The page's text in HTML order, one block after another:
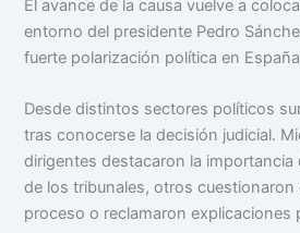
El avance de la causa vuelve a
entorno del presidente Pedro
fuerte polarización política en
Desde distintos sectores políticos
tras conocerse la decisión judicial.
dirigentes destacaron la importancia
de los tribunales, otros cuestionaron
proceso o reclamaron explicaciones